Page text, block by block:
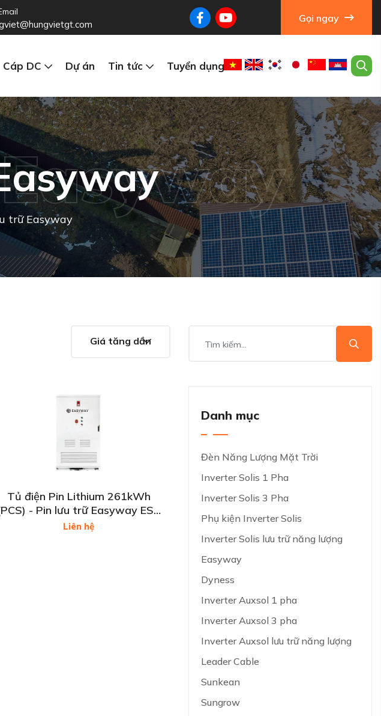
Gọi ngay
Cáp DC Dự án Tin tức Tuyển dụng
trữ Easyway
Giá tăng dần
Tủ điện Pin Lithium 261kWh
- Pin lưu trữ Easyway ESS
261kWh/125kW 832 V/314Ah
Liên hệ
Danh mục
Đèn Năng Lượng Mặt Trời
Inverter Solis 1 Pha
Inverter Solis 3 Pha
Phụ kiện Inverter Solis
Inverter Solis lưu trữ năng lượng
Easyway
Dyness
Inverter Auxsol 1 pha
Inverter Auxsol 3 pha
Inverter Auxsol lưu trữ năng lượng
Leader Cable
Sunkean
Sungrow